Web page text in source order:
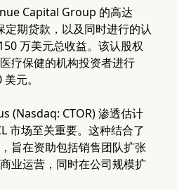
Capital Group 的高达
期贷款，以及同时进行的认
万美元总收益。该认股权
疗保健的机构投资者进行
元。
(Nasdaq: CTOR) 渗透估计
市场至关重要。这种结合了
旨在资助包括销售团队扩张
业运营，同时在公司规模扩